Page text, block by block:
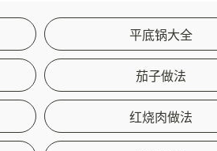
平底锅大全
茄子做法
红烧肉做法